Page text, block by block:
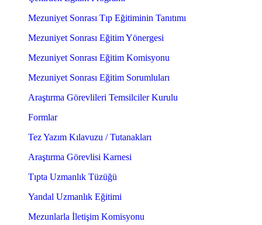
Mezuniyet Sonrası Tıp Eğitiminin Tanıtımı
Mezuniyet Sonrası Eğitim Yönergesi
Mezuniyet Sonrası Eğitim Komisyonu
Mezuniyet Sonrası Eğitim Sorumluları
Araştırma Görevlileri Temsilciler Kurulu
Formlar
Tez Yazım Kılavuzu / Tutanakları
Araştırma Görevlisi Karnesi
Tıpta Uzmanlık Tüzüğü
Yandal Uzmanlık Eğitimi
Mezunlarla İletişim Komisyonu